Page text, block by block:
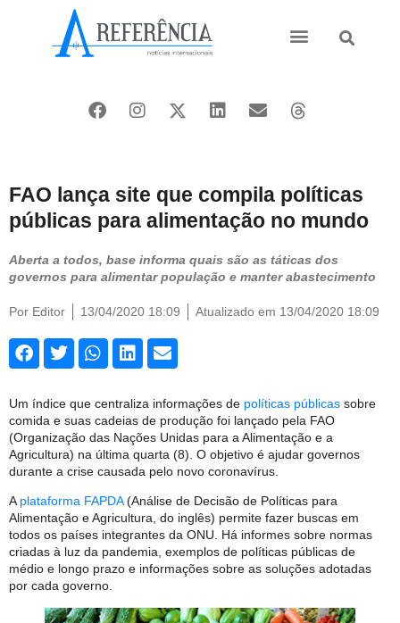
FAO lança site que compila políticas
públicas para alimentação no mundo
Aberta a todos, base informa quais são as táticas dos
governos para alimentar população e manter abastecimento
Por Editor 13/04/2020 18:09 Atualizado em 13/04/2020 18:09
Um índice que centraliza informações de políticas públicas sobre
comida e suas cadeias de produção foi lançado pela FAO
(Organização das Nações Unidas para a Alimentação e a
Agricultura) na última quarta (8). O objetivo é ajudar governos
durante a crise causada pelo novo coronavírus.
Aplataforma FAPDA(Análise de Decisão de Políticas para
Alimentação e Agricultura, do inglês) permite fazer buscas em
todos os países integrantes da ONU. Há informes sobre normas
criadas à luz da pandemia, exemplos de políticas públicas de
médio e longo prazo e informações sobre as soluções adotadas
por cada governo.